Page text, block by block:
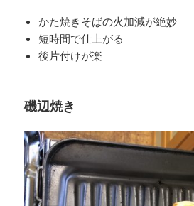
かた焼きそばの火加減が絶妙
短時間で仕上がる
後片付けが楽
磯辺焼き